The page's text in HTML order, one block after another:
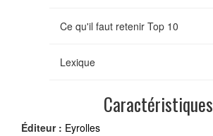
Ce qu'il faut retenir Top 10
Lexique
Caractéristiques
Éditeur : Eyrolles